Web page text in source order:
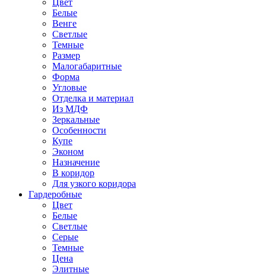
Цвет
Белые
Венге
Светлые
Темные
Размер
Малогабаритные
Форма
Угловые
Отделка и материал
Из МДФ
Зеркальные
Особенности
Купе
Эконом
Назначение
В коридор
Для узкого коридора
Гардеробные
Цвет
Белые
Светлые
Серые
Темные
Цена
Элитные